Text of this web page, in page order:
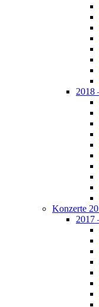
2018
Konzerte
2017